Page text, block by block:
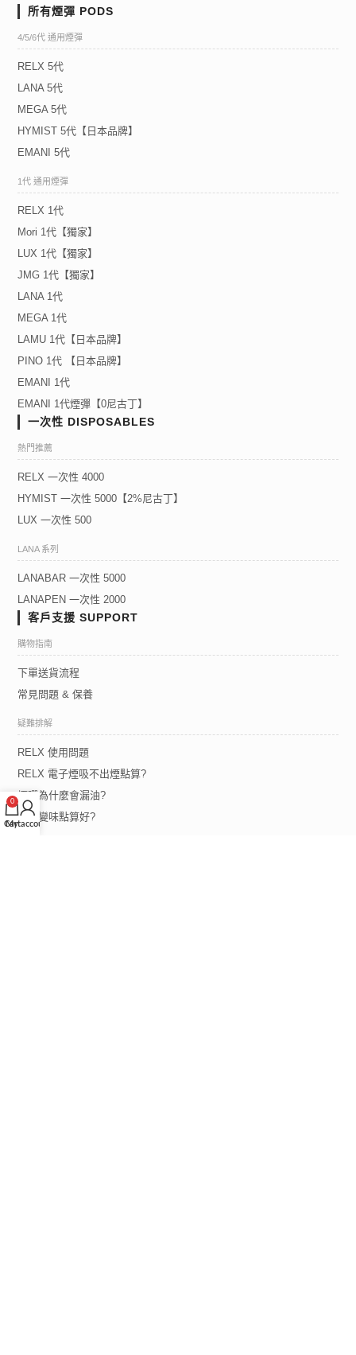
所有煙彈 PODS
4/5/6代 通用煙彈
RELX 5代
LANA 5代
MEGA 5代
HYMIST 5代【日本品牌】
EMANI 5代
1代 通用煙彈
RELX 1代
Mori 1代【獨家】
LUX 1代【獨家】
JMG 1代【獨家】
LANA 1代
MEGA 1代
LAMU 1代【日本品牌】
PINO 1代 【日本品牌】
EMANI 1代
EMANI 1代煙彈【0尼古丁】
一次性 DISPOSABLES
熱門推薦
RELX 一次性 4000
HYMIST 一次性 5000【2%尼古丁】
LUX 一次性 500
LANA 系列
LANABAR 一次性 5000
LANAPEN 一次性 2000
客戶支援 SUPPORT
購物指南
下單送貨流程
常見問題 & 保養
疑難排解
RELX 使用問題
RELX 電子煙吸不出煙點算?
煙彈為什麼會漏油?
煙彈變味點算好?
0
Cart
My account